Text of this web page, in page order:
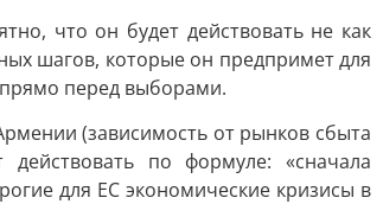
что он будет действовать не как
шагов, которые он предпримет для
прямо перед выборами.
(зависимость от рынков сбыта
по формуле: «сначала
для ЕС экономические кризисы в